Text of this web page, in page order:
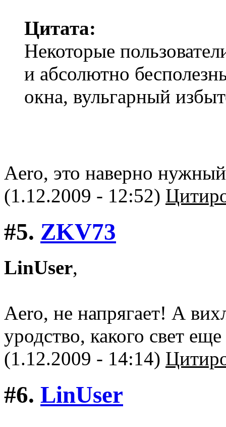
Цитата:
Некоторые
и абсолютно
окна, вульгарный
Aero, это наверно
(1.12.2009 - 12:52)
#5. ZKV73
LinUser,
Aero, не напрягает! А
уродство, какого свет
(1.12.2009 - 14:14)
#6. LinUser